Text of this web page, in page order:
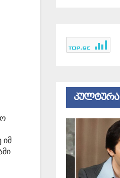
იმ
ᲙᲣᲚᲢᲣᲠᲐ